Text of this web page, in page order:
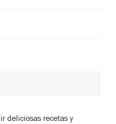
deliciosas recetas y